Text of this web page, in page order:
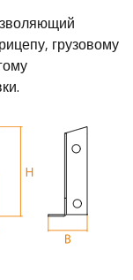
грузовому